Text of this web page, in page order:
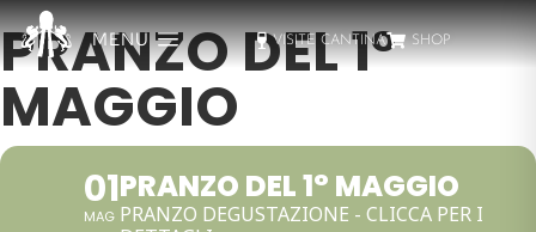
MENU VISITE CANTINA SHOP
PRANZO DEL 1°
MAGGIO
01
MAG
PRANZO DEL 1° MAGGIO
PRANZO DEGUSTAZIONE - CLICCA PER I